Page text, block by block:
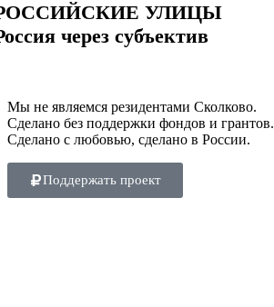
УЛИЦЫ
через субъектив
Мы не являемся резидентами Сколково.
Сделано без поддержки фондов и грантов.
Сделано с любовью, сделано в России.
Поддержать проект